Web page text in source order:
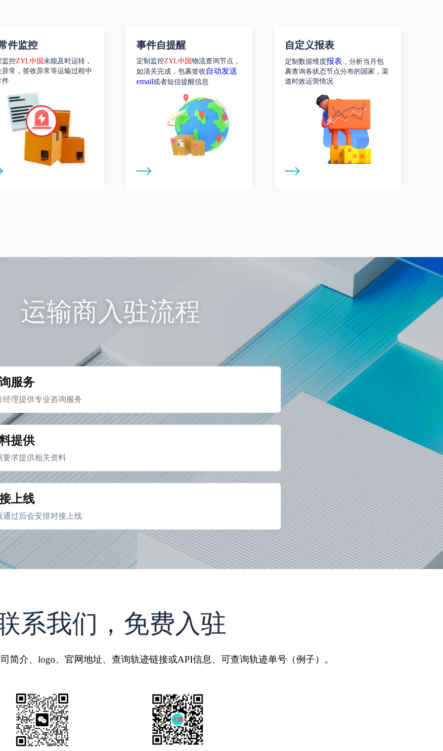
件监控
监控ZYL中国未能及时运转，
异常，签收异常等运输过程中
件
事件自提醒
定制监控ZYL中国 物流查询节点，
如清关完成，包裹签收 自动发送
email或者短信提醒信息
自定义报表
定制数据维度报表 ，分析当月包
裹查询各状态节点分布的国家，渠
道时效运营情况
运输商入驻流程
服务
经理提供专业咨询服务
提供
要求提供相关资料
上线
通过后会安排对接上线
系我们，免费入驻
简介、logo、官网地址、查询轨迹链接或API信息、可查询轨迹单号（例子）。